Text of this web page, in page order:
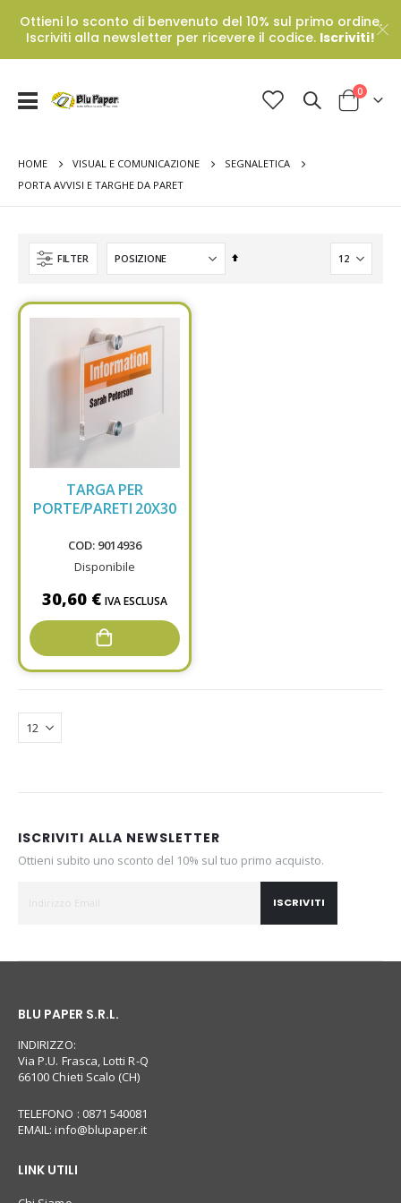
Ottieni lo sconto di benvenuto del 10% sul primo ordine.
Iscriviti alla newsletter per ricevere il codice. Iscriviti!
Toggle
Cart
0Prodotti
HOME VISUAL E COMUNICAZIONE
SEGNALETICA
PORTA AVVISI E TARGHE DA PARET
FILTER
Set
TARGA PER
PORTE/PARETI 20X30
COD: 9014936
Disponibile
30,60 € IVA ESCLUSA
ISCRIVITI ALLA NEWSLETTER
Ottieni subito uno sconto del 10% sul tuo primo acquisto.
ISCRIVITI
BLU PAPER S.R.L.
INDIRIZZO:
Via P.U. Frasca, Lotti R-Q
66100 Chieti Scalo (CH)
TELEFONO : 0871 540081
EMAIL:info@blupaper.it
LINK UTILI